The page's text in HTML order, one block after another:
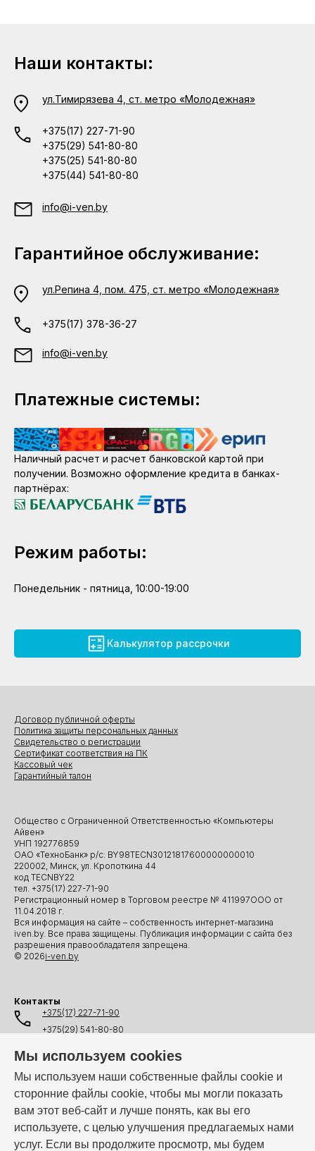
Мы используем cookies
Мы используем наши собственные файлы cookie и
сторонние файлы cookie, чтобы мы могли показать
вам этот веб-сайт и лучше понять, как вы его
используете, с целью улучшения предлагаемых нами
услуг. Если вы продолжите просмотр, мы будем
Наши контакты:
ул.Тимирязева 4, ст. метро «Молодежная»
+375(17) 227-71-90
+375(29) 541-80-80
+375(25) 541-80-80
+375(44) 541-80-80
info@i-ven.by
Гарантийное обслуживание:
ул.Репина 4, пом. 475, ст. метро «Молодежная»
+375(17) 378-36-27
info@i-ven.by
Платежные системы:
Наличный расчет и расчет банковской картой при
получении. Возможно оформление кредита в банках-
партнёрах:
Режим работы:
Понедельник - пятница, 10:00-19:00
Калькулятор рассрочки
Общество с Ограниченной Ответственностью «Компьютеры
Айвен»
УНП 192776859
ОАО «ТехноБанк» р/с: BY98TECN30121817600000000010
220002, Минск, ул. Кропоткина 44
код TECNBY22
тел. +375(17) 227-71-90
Регистрационный номер в Торговом реестре № 411997ООО от
11.04.2018 г.
Вся информация на сайте – собственность интернет-магазина
iven.by. Все права защищены. Публикация информации с сайта без
разрешения правообладателя запрещена.
© 2026i-ven.by
Договор публичной оферты
Политика защиты персональных данных
Свидетельство о регистрации
Сертификат соответствия на ПК
Кассовый чек
Гарантийный талон
Контакты
+375(17) 227-71-90
+375(29) 541-80-80
+375(44) 541-80-80
info@i-ven.by